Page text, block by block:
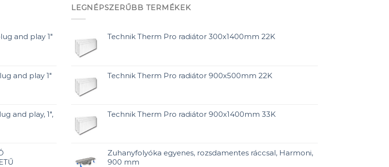
and play 1"
and play 1"
and play, 1",
LEGNÉPSZERŰBB TERMÉKEK
Technik Therm Pro radiátor 300x1400mm 22K
Technik Therm Pro radiátor 900x500mm 22K
Technik Therm Pro radiátor 900x1400mm 33K
Zuhanyfolyóka egyenes, rozsdamentes ráccsal, Harmoni,
900 mm